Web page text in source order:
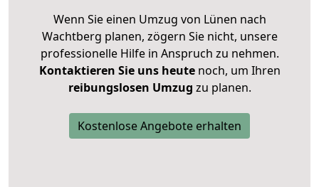
Wenn Sie einen Umzug von Lünen nach
Wachtberg planen, zögern Sie nicht, unsere
professionelle Hilfe in Anspruch zu nehmen.
Kontaktieren Sie uns heutenoch, um Ihren
reibungslosen Umzug zu planen.
Kostenlose Angebote erhalten